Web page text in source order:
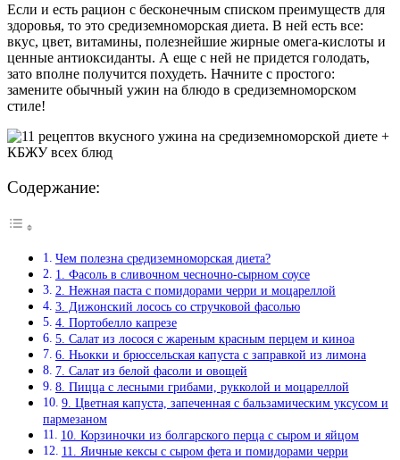
Если и есть рацион с бесконечным списком преимуществ для
здоровья, то это средиземноморская диета. В ней есть все:
вкус, цвет, витамины, полезнейшие жирные омега-кислоты и
ценные антиоксиданты. А еще с ней не придется голодать,
зато вполне получится похудеть. Начните с простого:
замените обычный ужин на блюдо в средиземноморском
стиле!
Содержание:
Чем полезна средиземноморская диета?
1. Фасоль в сливочном чесночно-сырном соусе
2. Нежная паста с помидорами черри и моцареллой
3. Дижонский лосось со стручковой фасолью
4. Портобелло капрезе
5. Салат из лосося с жареным красным перцем и киноа
6. Ньокки и брюссельская капуста с заправкой из лимона
7. Салат из белой фасоли и овощей
8. Пицца с лесными грибами, рукколой и моцареллой
9. Цветная капуста, запеченная с бальзамическим уксусом и
пармезаном
10. Корзиночки из болгарского перца с сыром и яйцом
11. Яичные кексы с сыром фета и помидорами черри